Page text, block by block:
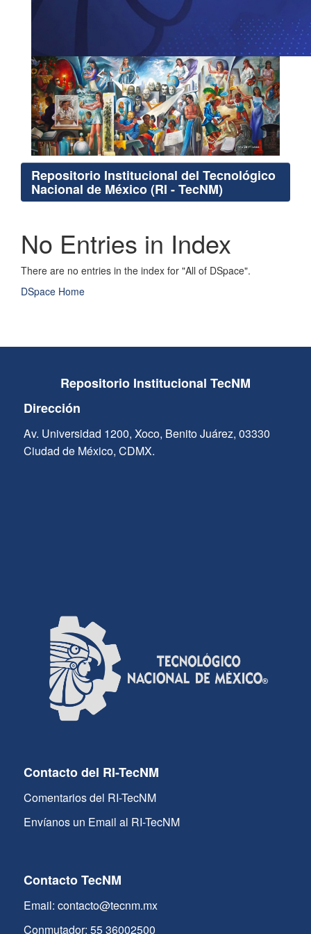
Repositorio Institucional del Tecnológico
Nacional de México (RI - TecNM)
No Entries in Index
There are no entries in the index for "All of DSpace".
DSpace Home
Repositorio Institucional TecNM
Dirección
Av. Universidad 1200, Xoco, Benito Juárez, 03330
Ciudad de México, CDMX.
Contacto del RI-TecNM
Comentarios del RI-TecNM
Envíanos un Email al RI-TecNM
Contacto TecNM
Email: contacto@tecnm.mx
Conmutador: 55 36002500